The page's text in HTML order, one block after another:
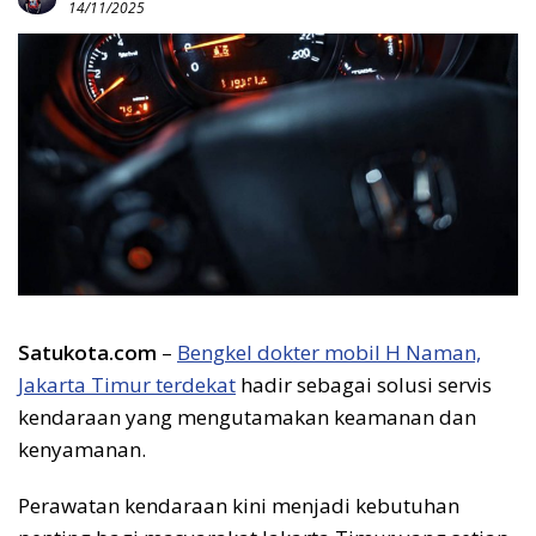
14/11/2025
Satukota.com – Bengkel dokter mobil H Naman,
Jakarta Timur terdekat hadir sebagai solusi servis
kendaraan yang mengutamakan keamanan dan
kenyamanan.
Perawatan kendaraan kini menjadi kebutuhan